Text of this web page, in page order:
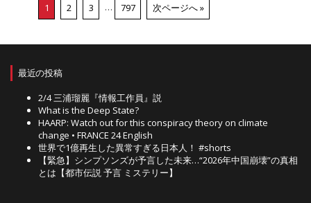
1 2 3 … 797 次ページへ »
最近の投稿
2/4 三浦瑠麗『情報工作員』説
What is the Deep State?
HAARP: Watch out for this conspiracy theory on climate
change • FRANCE 24 English
世界で1億再生した異常すぎる日本人！ #shorts
【緊急】シンプソンズが予言した未来…“2026年中国崩壊”の真相
とは【都市伝説 予言 ミステリー】